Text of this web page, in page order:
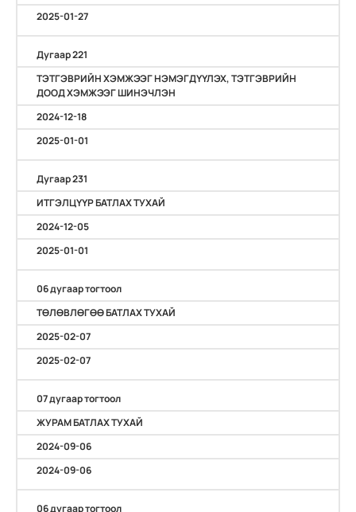
2025-01-27
Дугаар 221
ТЭТГЭВРИЙН ХЭМЖЭЭГ НЭМЭГДҮҮЛЭХ, ТЭТГЭВРИЙН
ДООД ХЭМЖЭЭГ ШИНЭЧЛЭН
2024-12-18
2025-01-01
Дугаар 231
ИТГЭЛЦҮҮР БАТЛАХ ТУХАЙ
2024-12-05
2025-01-01
06 дугаар тогтоол
ТӨЛӨВЛӨГӨӨ БАТЛАХ ТУХАЙ
2025-02-07
2025-02-07
07 дугаар тогтоол
ЖУРАМ БАТЛАХ ТУХАЙ
2024-09-06
2024-09-06
06 дугаар тогтоол